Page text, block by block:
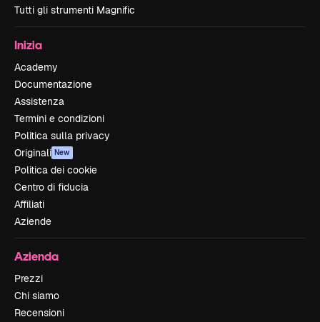
Tutti gli strumenti Magnific
Inizia
Academy
Documentazione
Assistenza
Termini e condizioni
Politica sulla privacy
Originali New
Politica dei cookie
Centro di fiducia
Affiliati
Aziende
Azienda
Prezzi
Chi siamo
Recensioni